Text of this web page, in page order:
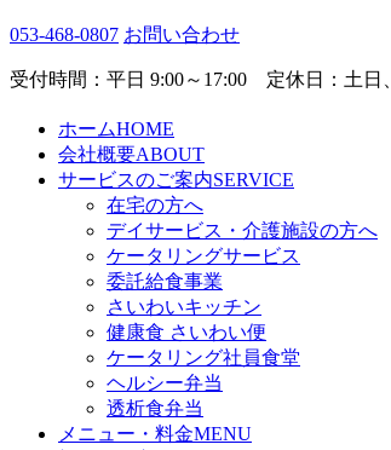
053-468-0807 お問い合わせ
受付時間：平日 9:00～17:00 定休日：土日
ホームHOME
会社概要ABOUT
サービスのご案内SERVICE
在宅の方へ
デイサービス・介護施設の方へ
ケータリングサービス
委託給食事業
さいわいキッチン
健康食 さいわい便
ケータリング社員食堂
ヘルシー弁当
透析食弁当
メニュー・料金MENU